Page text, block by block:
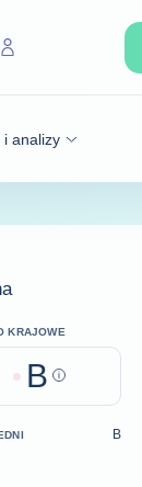
i analizy
KRAJOWE
B Help
B